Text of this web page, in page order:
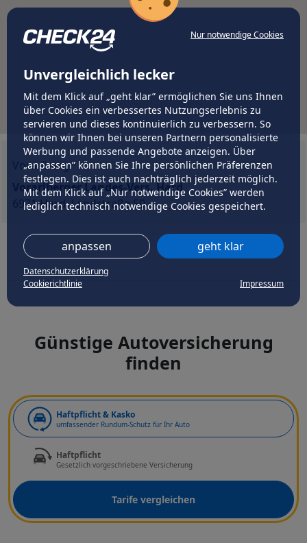
Nur notwendige Cookies
Unvergleichlich lecker
Mit dem Klick auf „geht klar” ermöglichen Sie uns Ihnen
über Cookies ein verbessertes Nutzungserlebnis zu
servieren und dieses kontinuierlich zu verbessern. So
können wir Ihnen bei unseren Partnern personalisierte
Werbung und passende Angebote anzeigen. Über
„anpassen” können Sie Ihre persönlichen Präferenzen
festlegen. Dies ist auch nachträglich jederzeit möglich.
Mit dem Klick auf „Nur notwendige Cookies” werden
lediglich technisch notwendige Cookies gespeichert.
anpassen geht klar
Datenschutzerklärung
Cookierichtlinie
Impressum
Vorarlberg
Vorarlberger Landes-Vers. Hard
6971 Hard, Landstraße 50
Günstige Autoversicherung
finden
Haftpflicht & Kasko
umfassender Rundum-Schutz für Ihr Auto
Haftpflicht
Gesetzlich vorgeschriebene Versicherung
Tarife vergleichen